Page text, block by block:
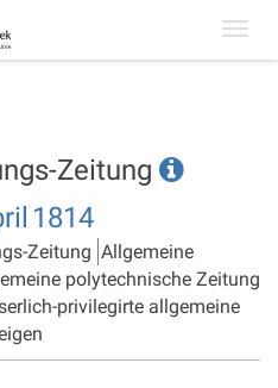
Zeitung
1814
Zeitung Allgemeine
polytechnische Zeitung
privilegirte allgemeine